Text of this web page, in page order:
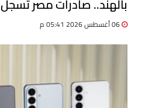
بالهند.. صادرات مصر تسجل 13.8 مليار دولار